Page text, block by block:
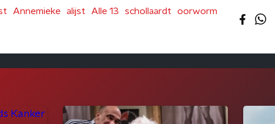
Annemieke alijst Alle 13 schollaardt
oorworm